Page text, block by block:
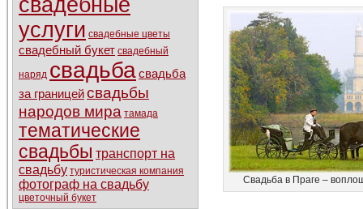
свадебные
услуги свадебные цветы
свадебный букет свадебный
наряд свадьбасвадьба
за границейсвадьбы
народов мира тамада
тематические
свадьбы транспорт на
свадьбу туристическая компания
фотограф на свадьбу
цветочный букет
Свадьба в Праге –